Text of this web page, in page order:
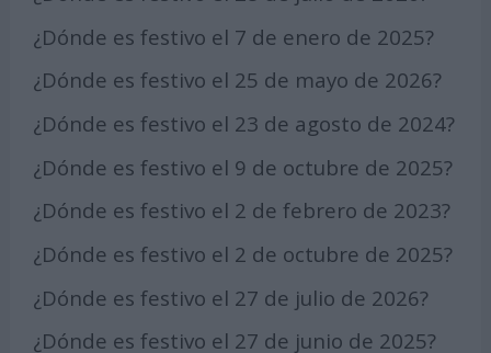
¿Dónde es festivo el 7 de enero de 2025?
¿Dónde es festivo el 25 de mayo de 2026?
¿Dónde es festivo el 23 de agosto de 2024?
¿Dónde es festivo el 9 de octubre de 2025?
¿Dónde es festivo el 2 de febrero de 2023?
¿Dónde es festivo el 2 de octubre de 2025?
¿Dónde es festivo el 27 de julio de 2026?
¿Dónde es festivo el 27 de junio de 2025?